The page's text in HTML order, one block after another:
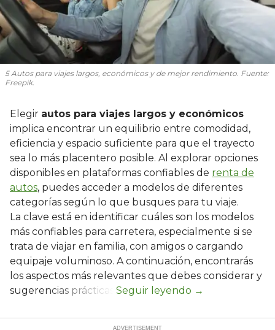
5 Autos para viajes largos, económicos y de mejor rendimiento. Fuente:
Freepik.
Elegir autos para viajes largos y económicos
implica encontrar un equilibrio entre comodidad,
eficiencia y espacio suficiente para que el trayecto
sea lo más placentero posible. Al explorar opciones
disponibles en plataformas confiables de renta de
autos, puedes acceder a modelos de diferentes
categorías según lo que busques para tu viaje.
La clave está en identificar cuáles son los modelos
más confiables para carretera, especialmente si se
trata de viajar en familia, con amigos o cargando
equipaje voluminoso. A continuación, encontrarás
los aspectos más relevantes que debes considerar y
sugerencias prácticas.